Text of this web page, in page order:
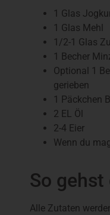
1 Glas
1 Glas Mehl
1/2-1 Glas
1 Becher
Optional 1
gerieben
1 Päckchen
2 EL Öl
2-4 Eier
Wenn du
So gehst
Alle Zutaten